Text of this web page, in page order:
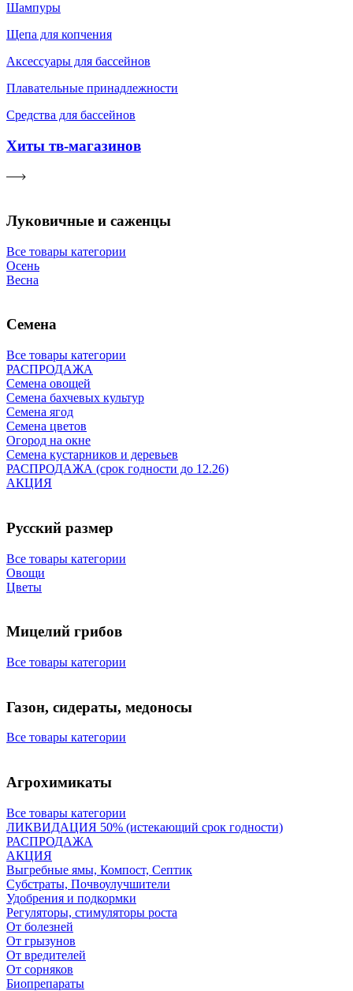
Шампуры
Щепа для копчения
Аксессуары для бассейнов
Плавательные принадлежности
Средства для бассейнов
Хиты тв-магазинов
Луковичные и саженцы
Все товары категории
Осень
Весна
Семена
Все товары категории
РАСПРОДАЖА
Семена овощей
Семена бахчевых культур
Семена ягод
Семена цветов
Огород на окне
Семена кустарников и деревьев
РАСПРОДАЖА (срок годности до 12.26)
АКЦИЯ
Русский размер
Все товары категории
Овощи
Цветы
Мицелий грибов
Все товары категории
Газон, сидераты, медоносы
Все товары категории
Агрохимикаты
Все товары категории
ЛИКВИДАЦИЯ 50% (истекающий срок годности)
РАСПРОДАЖА
АКЦИЯ
Выгребные ямы, Компост, Септик
Субстраты, Почвоулучшители
Удобрения и подкормки
Регуляторы, стимуляторы роста
От болезней
От грызунов
От вредителей
От сорняков
Биопрепараты